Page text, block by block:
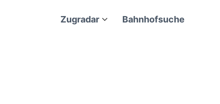
Zugradar Bahnhofsuche